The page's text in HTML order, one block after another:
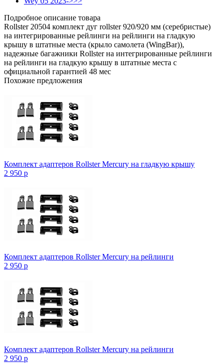
Подробное описание товара
Rollster 20504 комплект дуг rollster 920/920 мм (серебристые)
на интегрированные рейлинги на рейлинги на гладкую
крышу в штатные места (крыло самолета (WingBar)),
надежные багажники Rollster на интегрированные рейлинги
на рейлинги на гладкую крышу в штатные места с
официальной гарантией 48 мес
Похожие предложения
Комплект адаптеров Rollster Mercury на гладкую крышу
2 950 p
Комплект адаптеров Rollster Mercury на рейлинги
2 950 p
Комплект адаптеров Rollster Mercury на рейлинги
2 950 p